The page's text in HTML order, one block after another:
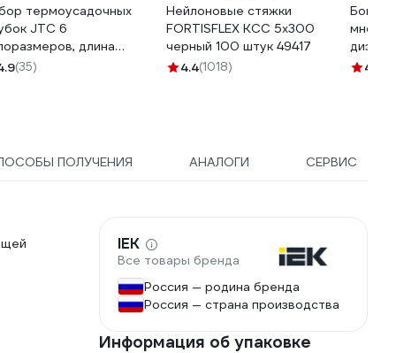
термоусадочных
JTC 6
длина
120шт в боксе
(35)
Нейлоновые стяжки
FORTISFLEX КСС 5х300
черный 100 штук 49417
4.4(1018) 4.9
ПОЛУЧЕНИЯ АНАЛОГИ СЕРВИС
IEK
Все товары бренда
Россия — родина бренда
Россия — страна производства
Информация об упаковке